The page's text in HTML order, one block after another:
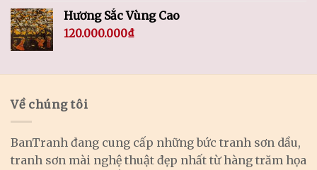
Hương Sắc Vùng Cao
120.000.000₫
Về chúng tôi
BanTranh đang cung cấp những bức tranh sơn dầu,
tranh sơn mài nghệ thuật đẹp nhất từ hàng trăm họa